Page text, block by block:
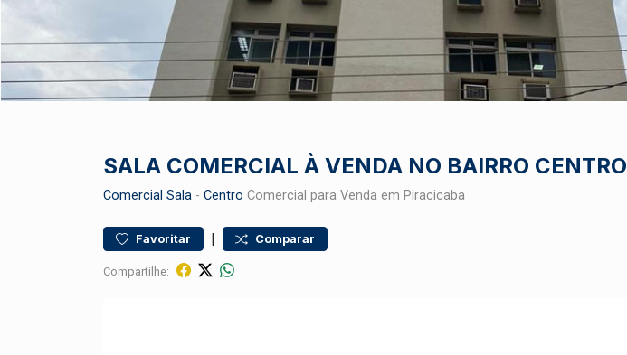
SALA COMERCIAL À VENDA NO BAIRRO CENTRO
Comercial Sala - Centro Comercial para Venda em Piracicaba
Favoritar | Comparar
Compartilhe: